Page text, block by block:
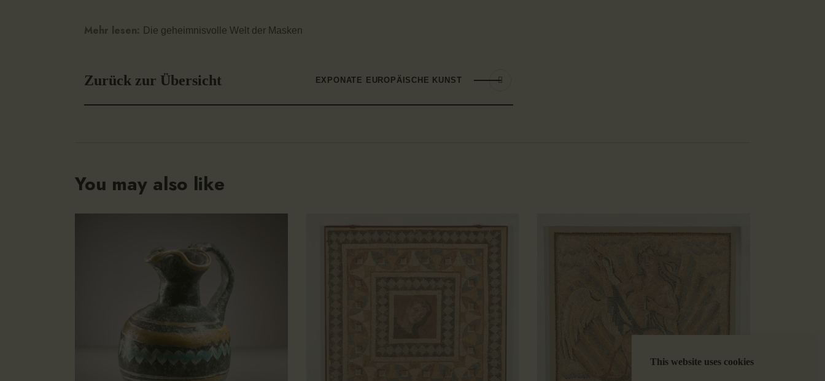
Mehr lesen: Die geheimnisvolle Welt der Masken
Zurück zur Übersicht EXPONATE EUROPÄISCHE KUNST
You may also like
This website uses cookies